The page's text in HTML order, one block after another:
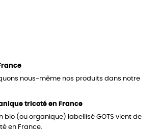
nous-même nos produits dans notre
tricoté en France
bio (ou organique) labellisé GOTS vient de
en France.